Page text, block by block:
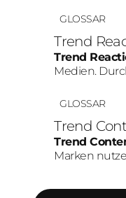
GLOSSAR
Trend
Trend
Medien.
GLOSSAR
Trend
Trend
Marken